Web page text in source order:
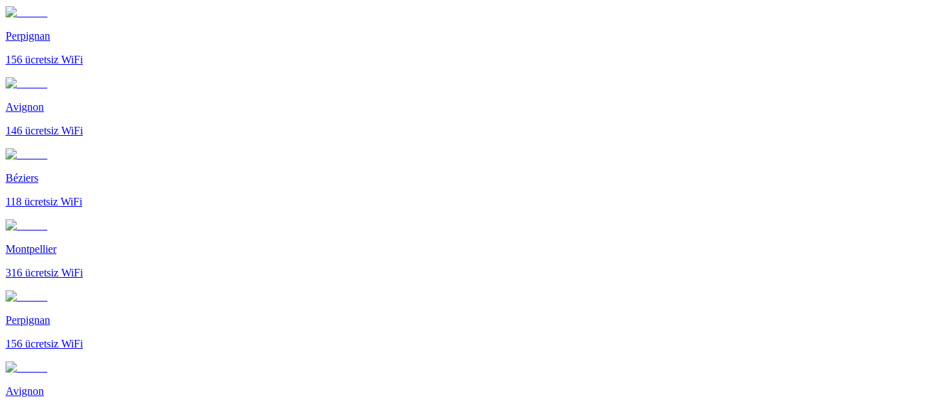
Perpignan
156 ücretsiz WiFi
Avignon
146 ücretsiz WiFi
Béziers
118 ücretsiz WiFi
Montpellier
316 ücretsiz WiFi
Perpignan
156 ücretsiz WiFi
Avignon